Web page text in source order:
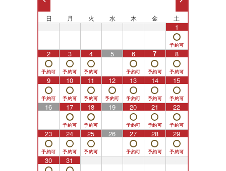
日 月 火 水 木 金 土
1
2 3 4 5 6 7 8
9 10 11 12 13 14 15
16 17 18 19 20 21 22
23 24 25 26 27 28 29
30 31